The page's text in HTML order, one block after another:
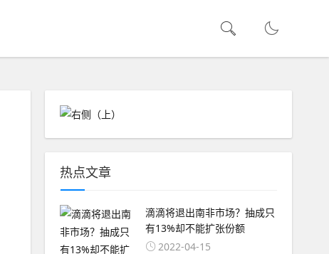
热点文章
滴滴将退出南非市场？抽成只
有13%却不能扩张份额
2022-04-15